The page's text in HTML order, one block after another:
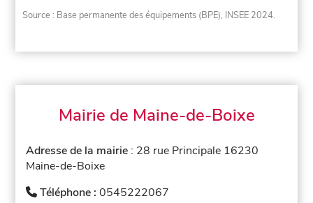
Source : Base permanente des équipements (BPE), INSEE 2024.
Mairie de Maine-de-Boixe
Adresse de la mairie : 28 rue Principale 16230
Maine-de-Boixe
Téléphone :0545222067